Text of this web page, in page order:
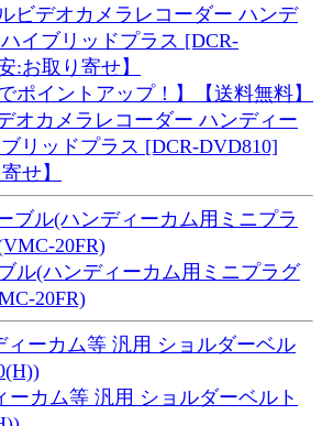
ポイントアップ！】【送料無料】
オカメラレコーダー ハンディー
リッドプラス [DCR-DVD810]
せ】
ル(ハンディーカム用ミニプラグ
20FR)
ーカム等 汎用 ショルダーベルト